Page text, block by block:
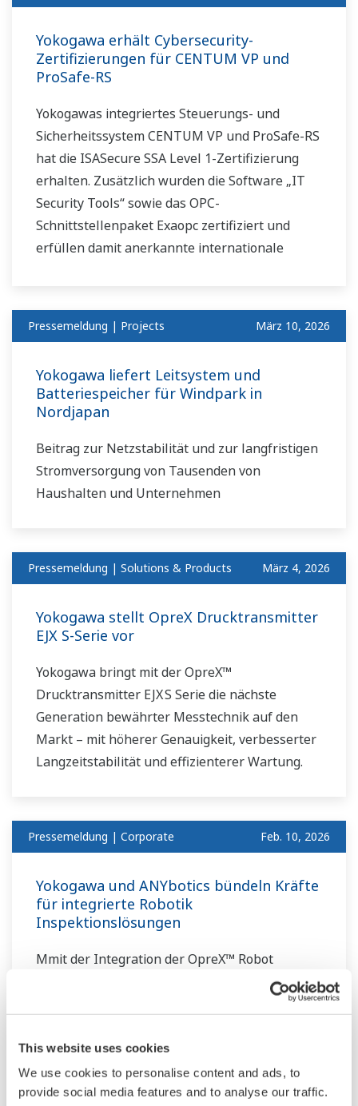
This website uses cookies
We use cookies to personalise content and ads, to
provide social media features and to analyse our traffic.
Yokogawa erhält Cybersecurity-
Zertifizierungen für CENTUM VP und
ProSafe-RS
Yokogawas integriertes Steuerungs- und
Sicherheitssystem CENTUM VP und ProSafe-RS
hat die ISASecure SSA Level 1-Zertifizierung
erhalten. Zusätzlich wurden die Software „IT
Security Tools“ sowie das OPC-
Schnittstellenpaket Exaopc zertifiziert und
erfüllen damit anerkannte internationale
Pressemeldung | Projects März 10, 2026
Yokogawa liefert Leitsystem und
Batteriespeicher für Windpark in
Nordjapan
Beitrag zur Netzstabilität und zur langfristigen
Stromversorgung von Tausenden von
Haushalten und Unternehmen
Pressemeldung | Solutions & Products März 4, 2026
Yokogawa stellt OpreX Drucktransmitter
EJX S-Serie vor
Yokogawa bringt mit der OpreX™
Drucktransmitter EJX S Serie die nächste
Generation bewährter Messtechnik auf den
Markt – mit höherer Genauigkeit, verbesserter
Langzeitstabilität und effizienterer Wartung.
Pressemeldung | Corporate Feb. 10, 2026
Yokogawa und ANYbotics bündeln Kräfte
für integrierte Robotik
Inspektionslösungen
Mmit der Integration der OpreX™ Robot
Management Core Software in die ANYmal-
treiben Yokogawa und ANYbotics autonome
Inspektionen in Prozessindustrien wie Öl &
Gas, Energie und Metalle gezielt voran.